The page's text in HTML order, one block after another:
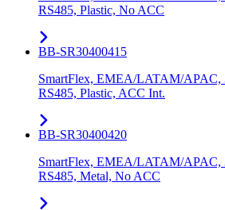
RS485, Plastic, No ACC
BB-SR30400415
SmartFlex, EMEA/LATAM/APAC,
RS485, Plastic, ACC Int.
BB-SR30400420
SmartFlex, EMEA/LATAM/APAC,
RS485, Metal, No ACC